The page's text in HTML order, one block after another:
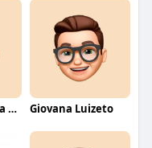
Suellen Moreira Parente de Oliveira Giovana Luizeto